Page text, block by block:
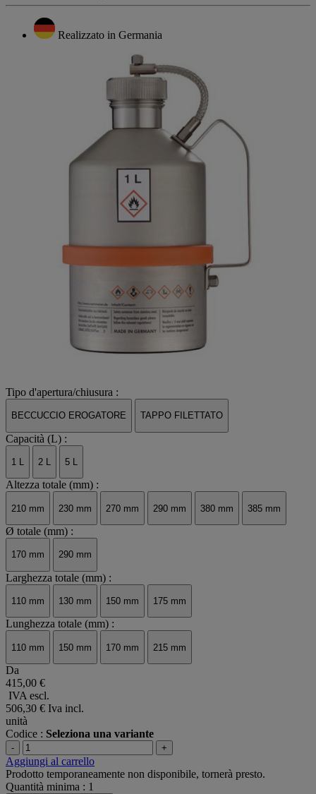
Realizzato in Germania
Tipo d'apertura/chiusura :
BECCUCCIO EROGATORE TAPPO FILETTATO
Capacità (L) :
1 L 2 L 5 L
Altezza totale (mm) :
210 mm 230 mm 270 mm 290 mm 380 mm 385 mm
Ø totale (mm) :
170 mm 290 mm
Larghezza totale (mm) :
110 mm 130 mm 150 mm 175 mm
Lunghezza totale (mm) :
110 mm 150 mm 170 mm 215 mm
Da
415,00 €
IVA escl.
506,30 € Iva incl.
unità
Codice : Seleziona una variante
- +
Aggiungi al carrello
Prodotto temporaneamente non disponibile, tornerà presto.
Quantità minima : 1